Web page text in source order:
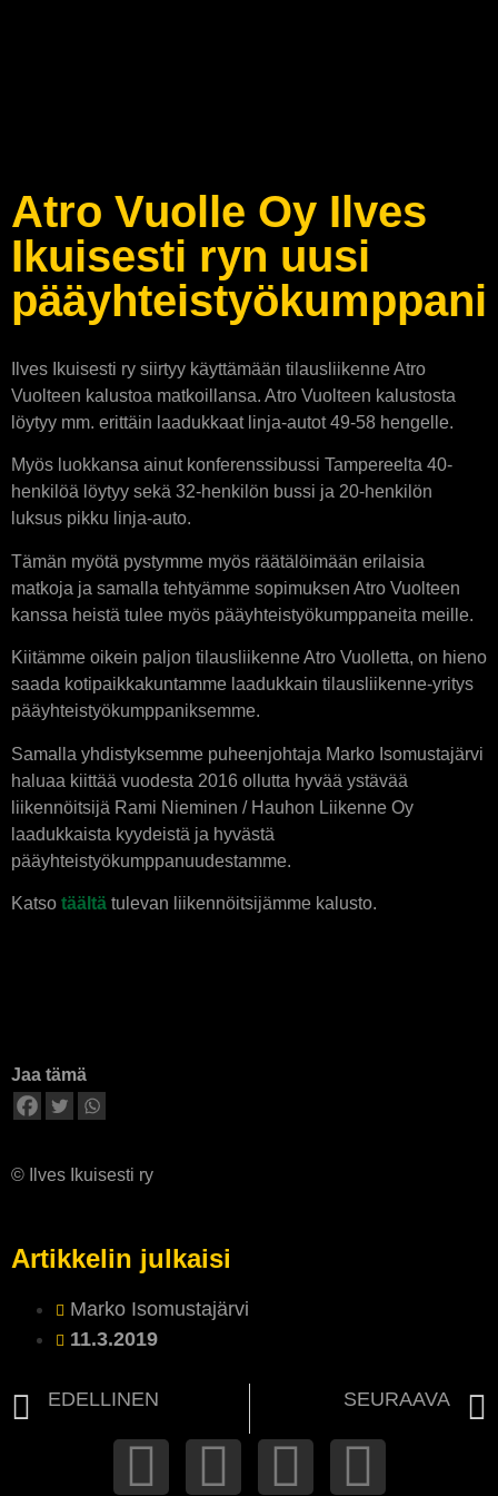
Atro Vuolle Oy Ilves
Ikuisesti ryn uusi
pääyhteistyökumppani
Ilves Ikuisesti ry siirtyy käyttämään tilausliikenne Atro
Vuolteen kalustoa matkoillansa. Atro Vuolteen kalustosta
löytyy mm. erittäin laadukkaat linja-autot 49-58 hengelle.
Myös luokkansa ainut konferenssibussi Tampereelta 40-
henkilöä löytyy sekä 32-henkilön bussi ja 20-henkilön
luksus pikku linja-auto.
Tämän myötä pystymme myös räätälöimään erilaisia
matkoja ja samalla tehtyämme sopimuksen Atro Vuolteen
kanssa heistä tulee myös pääyhteistyökumppaneita meille.
Kiitämme oikein paljon tilausliikenne Atro Vuolletta, on hieno
saada kotipaikkakuntamme laadukkain tilausliikenne-yritys
pääyhteistyökumppaniksemme.
Samalla yhdistyksemme puheenjohtaja Marko Isomustajärvi
haluaa kiittää vuodesta 2016 ollutta hyvää ystävää
liikennöitsijä Rami Nieminen / Hauhon Liikenne Oy
laadukkaista kyydeistä ja hyvästä
pääyhteistyökumppanuudestamme.
Katso täältä tulevan liikennöitsijämme kalusto.
Jaa tämä
© Ilves Ikuisesti ry
Artikkelin julkaisi
Marko Isomustajärvi
11.3.2019
EDELLINEN SEURAAVA